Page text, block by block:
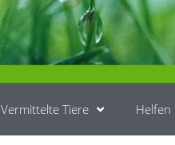
Vermittelte Tiere Helfen